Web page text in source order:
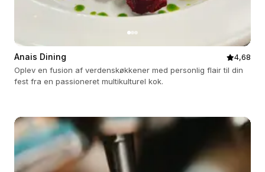
Anais Dining
4,68
Oplev en fusion af verdenskøkkener med personlig flair til din
fest fra en passioneret multikulturel kok.